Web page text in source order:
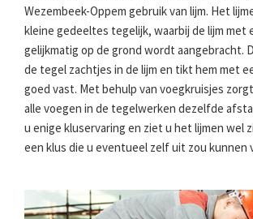
Wezembeek-Oppem gebruik van lijm. Het
kleine gedeeltes tegelijk, waarbij de lijm met
gelijkmatig op de grond wordt aangebracht.
de tegel zachtjes in de lijm en tikt hem met
goed vast. Met behulp van voegkruisjes
alle voegen in de tegelwerken dezelfde
u enige kluservaring en ziet u het lijmen wel
een klus die u eventueel zelf uit zou kunnen